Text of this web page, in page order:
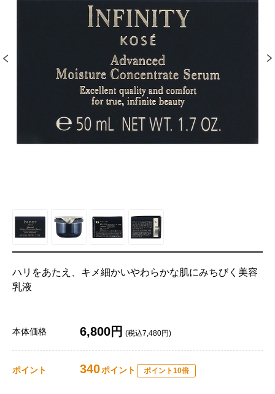
ハリをあたえ、キメ細かいやわらかな肌にみちびく美容
乳液
本体価格 6,800円 (税込7,480円)
ポイント 340ポイント ポイント10倍